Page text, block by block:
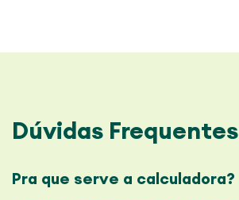
Dúvidas Frequentes
Pra que serve a calculadora?